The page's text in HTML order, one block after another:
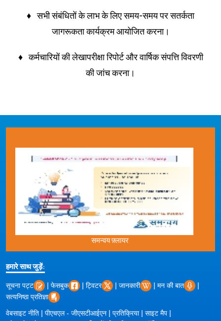
♦ सभी संबंधितों के लाभ के लिए समय-समय पर सतर्कता
जागरूकता कार्यक्रम आयोजित करना।
♦ कर्मचारियों की लेखापरीक्षा रिपोर्ट और वार्षिक संपत्ति विवरणी
की जांच करना।
समन्वय फ़्लायर
हमारे साथ जुड़ें:
सूचना पट्ट | फेसबुक | ट्विटर | जानकारी | मन की बात |
सत्यनिष्ठा प्रतिज्ञा
वेबसाइट नीति | पीएचएल - जीएसटीआईएन | प्रतिक्रिया| साइट मैप |